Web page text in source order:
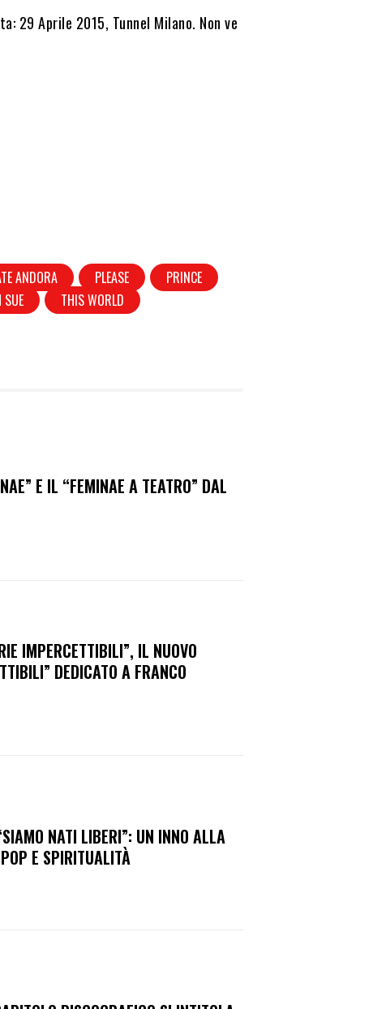
29 Aprile 2015, Tunnel Milano. Non ve
ANDORA PLEASE
PRINCE
SUE
THIS WORLD
E IL “FEMINAE A TEATRO” DAL
IMPERCETTIBILI”, IL NUOVO
DEDICATO A FRANCO
NATI LIBERI”: UN INNO ALLA
E SPIRITUALITÀ